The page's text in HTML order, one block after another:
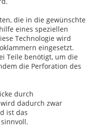
die in die gewünschte
eines speziellen
Technologie wird
eingesetzt.
Teile benötigt, um die
die Perforation des
durch
dadurch zwar
ist das